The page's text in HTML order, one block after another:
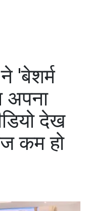
'बेशर्म
अपना
देख
कम हो